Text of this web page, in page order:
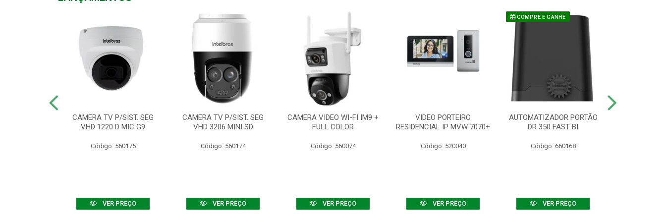
CAMERA TV P/SIST. SEG
VHD 1220 D MIC G9
Código: 560175
VER PREÇO
CAMERA TV P/SIST. SEG
VHD 3206 MINI SD
Código: 560174
VER PREÇO
CAMERA VIDEO WI-FI IM9 +
FULL COLOR
Código: 560074
VER PREÇO
VIDEO PORTEIRO
RESIDENCIAL IP MVW 7070+
Código: 520040
VER PREÇO
COMPRE E GANHE
AUTOMATIZADOR PORTÃO
DR 350 FAST BI
Código: 660168
VER PREÇO